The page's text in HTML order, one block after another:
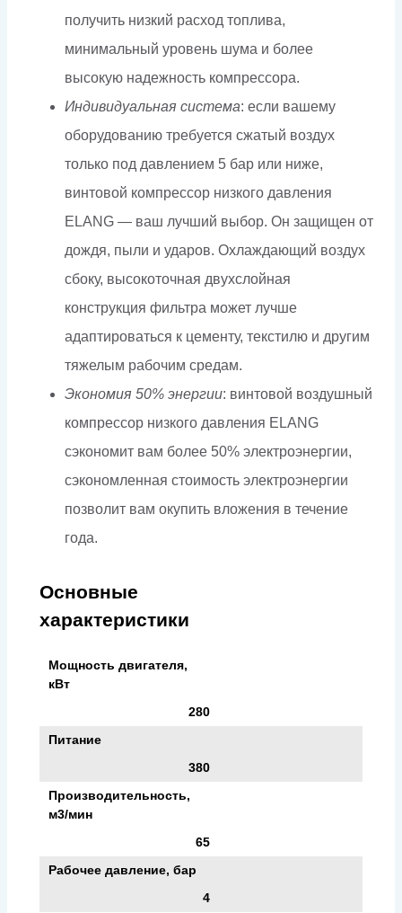
получить низкий расход топлива,
минимальный уровень шума и более
высокую надежность компрессора.
Индивидуальная система: если вашему
оборудованию требуется сжатый воздух
только под давлением 5 бар или ниже,
винтовой компрессор низкого давления
ELANG — ваш лучший выбор. Он защищен от
дождя, пыли и ударов. Охлаждающий воздух
сбоку, высокоточная двухслойная
конструкция фильтра может лучше
адаптироваться к цементу, текстилю и другим
тяжелым рабочим средам.
Экономия 50% энергии: винтовой воздушный
компрессор низкого давления ELANG
сэкономит вам более 50% электроэнергии,
сэкономленная стоимость электроэнергии
позволит вам окупить вложения в течение
года.
Основные
характеристики
Мощность двигателя,
кВт
280
Питание
380
Производительность,
м3/мин
65
Рабочее давление, бар
4